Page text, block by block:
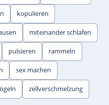
kopulieren
miteinander schlafen
pulsieren rammeln
sex machen
zellverschmelzung